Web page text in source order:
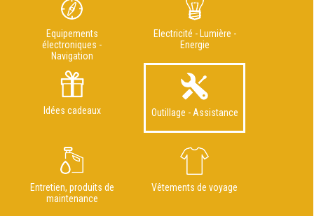
Equipements
électroniques -
Navigation
Electricité - Lumière -
Energie
Idées cadeaux Outillage - Assistance
Entretien, produits de
maintenance
Vêtements de voyage